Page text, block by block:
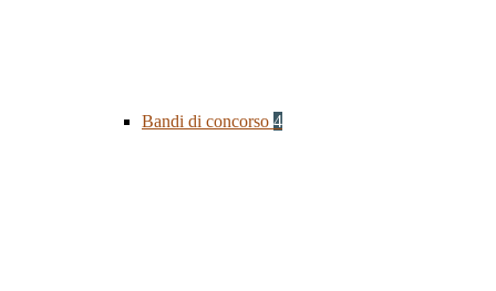
Bandi di concorso 4